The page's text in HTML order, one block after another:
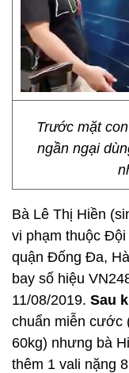
Trước mặt
ngần ngại
Bà Lê Thị Hiền
vi phạm thuộc
quận Đống Đa,
bay số hiệu
11/08/2019. Sau
chuẩn miễn cước
60kg) nhưng bà
thêm 1 vali nặng